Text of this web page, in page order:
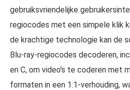
gebruiksvriendelijke
regiocodes met een simpele klik
de krachtige technologie kan de
Blu-ray-regiocodes decoderen,
en C, om video's te coderen met
formaten in een 1:1-verhouding,